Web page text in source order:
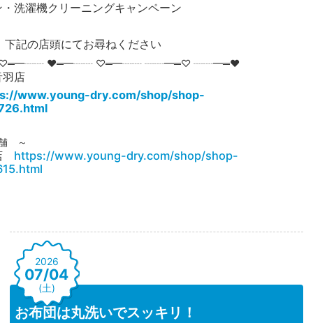
洗濯機クリーニングキャンペーン
下記の店頭にてお尋ねください
♥═━┈┈ ♡═━┈┈ ┈┈━═♡ ┈┈━═♥
店
www.young-dry.com/shop/shop-
～
https://www.young-dry.com/shop/shop-
お布団は丸洗いでスッキリ！
2026
07/04
(土)